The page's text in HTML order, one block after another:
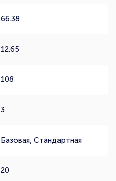
66.38
12.65
108
3
Базовая, Стандартная
20